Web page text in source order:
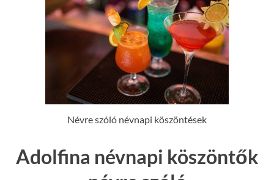
Névre szóló névnapi köszöntések
Adolfina névnapi köszöntők